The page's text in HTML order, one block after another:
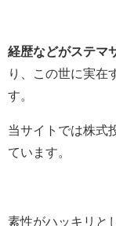
経歴などがステマ
り、この世に実在
す。
当サイトでは株式
ています。
素性がハッキリと